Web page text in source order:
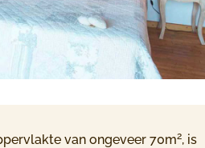
van ongeveer 70m2, is